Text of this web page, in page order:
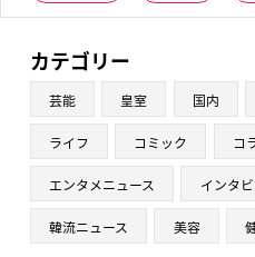
カテゴリー
芸能 皇室 国内
ライフ コミック コ
エンタメニュース インタ
韓流ニュース 美容